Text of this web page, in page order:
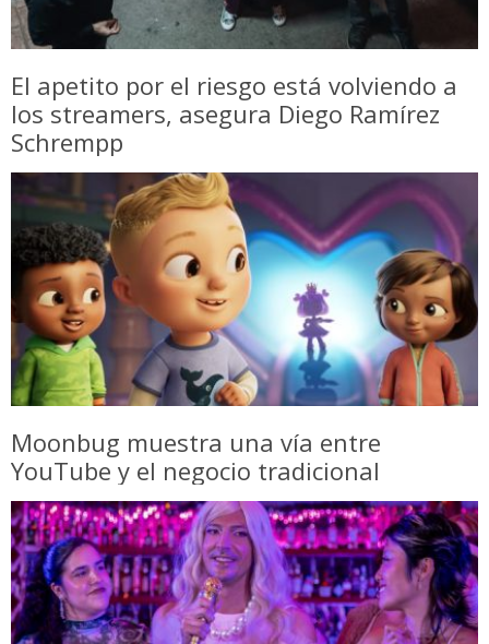
El apetito por el riesgo está volviendo a
los streamers, asegura Diego Ramírez
Schrempp
Moonbug muestra una vía entre
YouTube y el negocio tradicional